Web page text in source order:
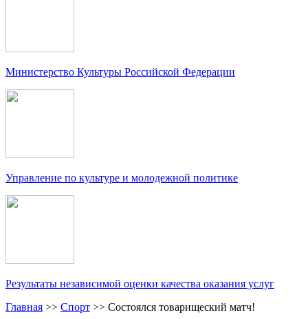
Министерство Культуры Российской Федерации
Управление по культуре и молодежной политике
Результаты независимой оценки качества оказания услуг
Главная >> Спорт >> Состоялся товарищеский матч!